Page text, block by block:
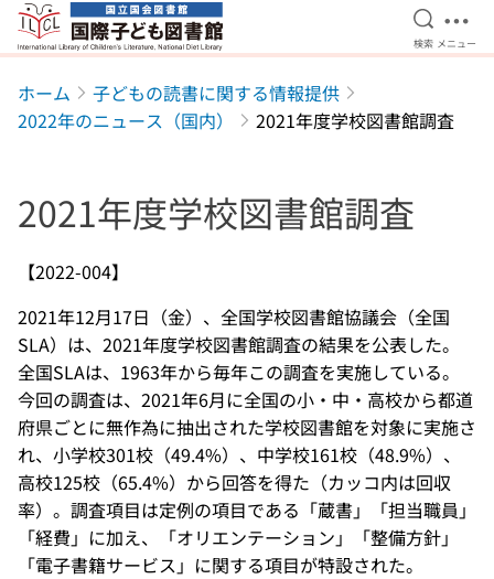
本文へ移動
検索を
検索 メ
メニュー
ホーム
子どもの読書に関する情報提供
2022年のニュース（国内）
2021年度学校図書館調査
2021年度学校図書館調査
【2022-004】
2021年12月17日（金）、全国学校図書館協議会（全国
SLA）は、2021年度学校図書館調査の結果を公表した。
全国SLAは、1963年から毎年この調査を実施している。
今回の調査は、2021年6月に全国の小・中・高校から都道
府県ごとに無作為に抽出された学校図書館を対象に実施さ
れ、小学校301校（49.4%）、中学校161校（48.9%）、
高校125校（65.4%）から回答を得た（カッコ内は回収
率）。調査項目は定例の項目である「蔵書」「担当職員」
「経費」に加え、「オリエンテーション」「整備方針」
「電子書籍サービス」に関する項目が特設された。